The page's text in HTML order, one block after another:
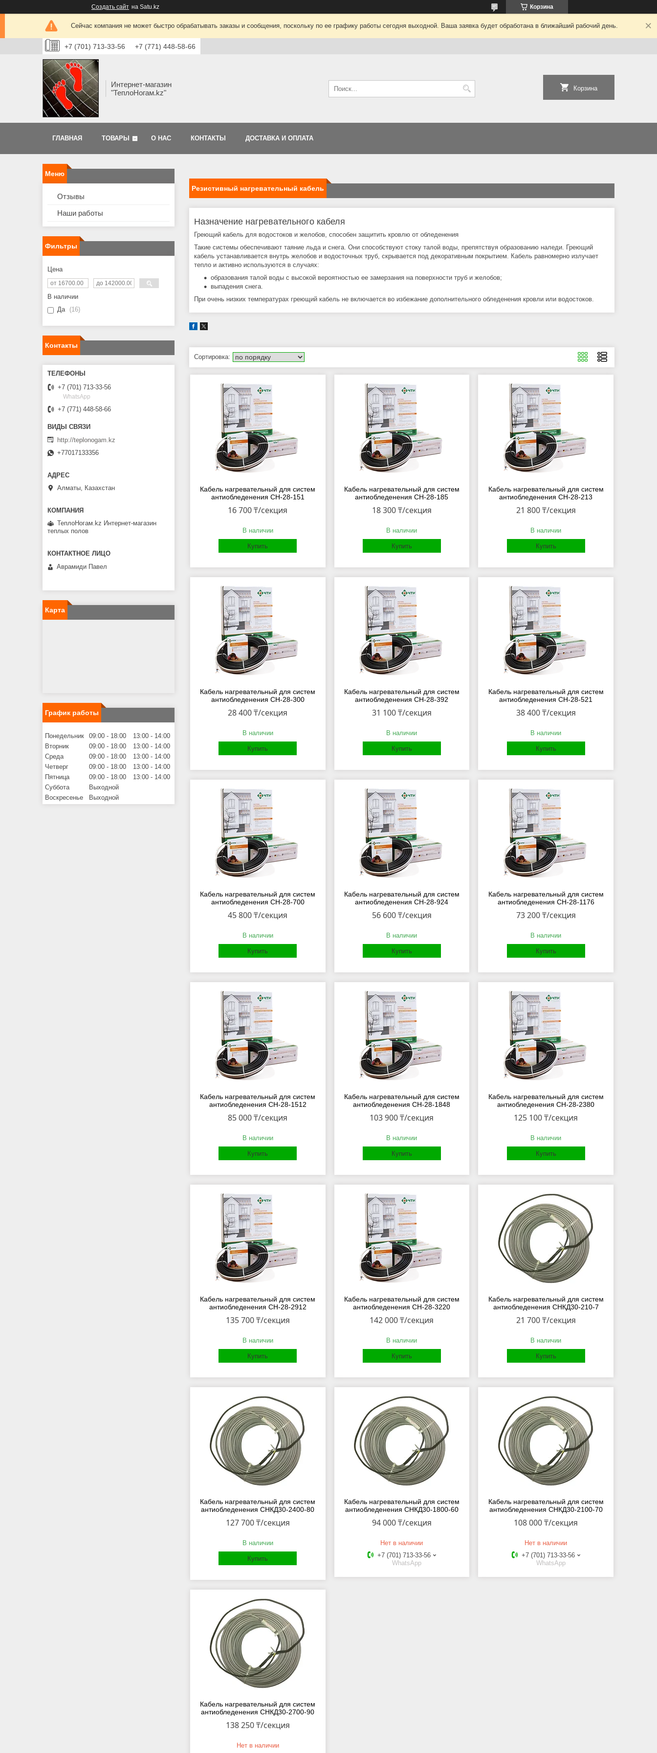
Создать сайт на Satu.kz Корзина
Сейчас компания не может быстро обрабатывать заказы и сообщения, поскольку по ее графику работы сегодня выходной. Ваша заявка будет обработана в ближайший рабочий день.
+7 (701) 713-33-56 +7 (771) 448-58-66
Интернет-магазин
"ТеплоНогам.kz"
Корзина
ГЛАВНАЯ ТОВАРЫ О НАС КОНТАКТЫ ДОСТАВКА И ОПЛАТА
Резистивный нагревательный кабель
Назначение нагревательного кабеля
Греющий кабель для водостоков и желобов, способен защитить кровлю от обледенения
Такие системы обеспечивают таяние льда и снега. Они способствуют стоку талой воды, препятствуя образованию наледи. Греющий
кабель устанавливается внутрь желобов и водосточных труб, скрывается под декоративным покрытием. Кабель равномерно излучает
тепло и активно используются в случаях:
образования талой воды с высокой вероятностью ее замерзания на поверхности труб и желобов;
выпадения снега.
При очень низких температурах греющий кабель не включается во избежание дополнительного обледенения кровли или водостоков.
Кабель нагревательный для систем
антиобледенения СН-28-151
16 700 ₸/секция
В наличии
Купить
Кабель нагревательный для систем
антиобледенения СН-28-185
18 300 ₸/секция
В наличии
Купить
Кабель нагревательный для систем
антиобледенения СН-28-213
21 800 ₸/секция
В наличии
Купить
Кабель нагревательный для систем
антиобледенения СН-28-300
28 400 ₸/секция
В наличии
Купить
Кабель нагревательный для систем
антиобледенения СН-28-392
31 100 ₸/секция
В наличии
Купить
Кабель нагревательный для систем
антиобледенения СН-28-521
38 400 ₸/секция
В наличии
Купить
Кабель нагревательный для систем
антиобледенения СН-28-700
45 800 ₸/секция
В наличии
Купить
Кабель нагревательный для систем
антиобледенения СН-28-924
56 600 ₸/секция
В наличии
Купить
Кабель нагревательный для систем
антиобледенения СН-28-1176
73 200 ₸/секция
В наличии
Купить
Кабель нагревательный для систем
антиобледенения СН-28-1512
85 000 ₸/секция
В наличии
Купить
Кабель нагревательный для систем
антиобледенения СН-28-1848
103 900 ₸/секция
В наличии
Купить
Кабель нагревательный для систем
антиобледенения СН-28-2380
125 100 ₸/секция
В наличии
Купить
Кабель нагревательный для систем
антиобледенения СН-28-2912
135 700 ₸/секция
В наличии
Купить
Кабель нагревательный для систем
антиобледенения СН-28-3220
142 000 ₸/секция
В наличии
Купить
Кабель нагревательный для систем
антиобледенения СНКД30-210-7
21 700 ₸/секция
В наличии
Купить
Кабель нагревательный для систем
антиобледенения СНКД30-2400-80
127 700 ₸/секция
В наличии
Купить
Кабель нагревательный для систем
антиобледенения СНКД30-1800-60
94 000 ₸/секция
Нет в наличии
+7 (701) 713-33-56
WhatsApp
Кабель нагревательный для систем
антиобледенения СНКД30-2100-70
108 000 ₸/секция
Нет в наличии
+7 (701) 713-33-56
WhatsApp
Кабель нагревательный для систем
антиобледенения СНКД30-2700-90
138 250 ₸/секция
Нет в наличии
Отзывы
Наши работы
Фильтры
Цена
В наличии
Да
16
Контакты
+7 (701) 713-33-56
WhatsApp
+7 (771) 448-58-66
http://teplonogam.kz
+77017133356
Алматы, Казахстан
ТеплоНогам.kz Интернет-магазин
теплых полов
Аврамиди Павел
Карта
График работы
Понедельник 09:00 18:00 13:00
14:00
Вторник
09:00 18:00 13:00
14:00
Среда
09:00 18:00 13:00
14:00
Четверг
09:00 18:00 13:00
14:00
Пятница
09:00 18:00 13:00
14:00
Суббота
Выходной
Воскресенье
Выходной